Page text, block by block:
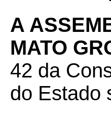
A
MATO
42 da
do Estado